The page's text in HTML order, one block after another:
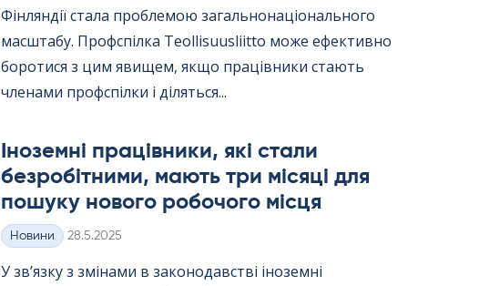
Фінляндії стала проблемою загальнонаціонального
масштабу. Профспілка Teol­li­suus­liitto може ефективно
боротися з цим явищем, якщо працівники стають
членами профспілки і діляться...
Іноземні працівники, які стали
безробітними, мають три місяці для
пошуку нового робочого місця
Категорії
Новини Kirjoitettu
28.5.2025
У зв’язку з змінами в законодавстві іноземні